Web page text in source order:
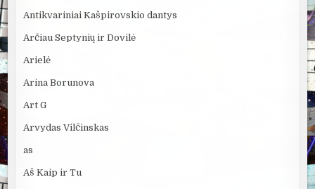
Antikvariniai Kašpirovskio dantys
Arčiau Septynių ir Dovilė
Arielė
Arina Borunova
Art G
Arvydas Vilčinskas
as
Aš Kaip ir Tu